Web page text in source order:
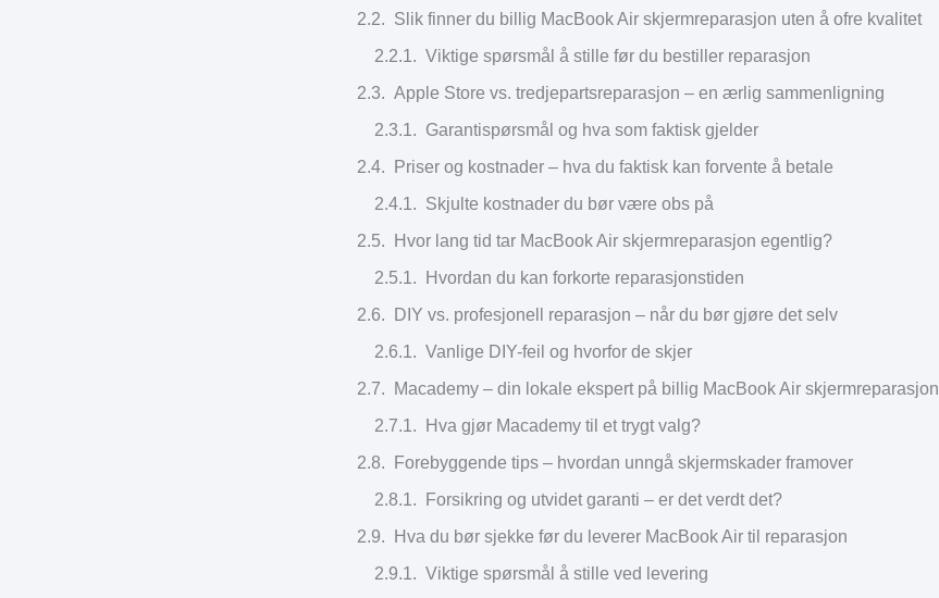
Slik finner du billig MacBook Air skjermreparasjon uten å ofre kvalitet
Viktige spørsmål å stille før du bestiller reparasjon
Apple Store vs. tredjepartsreparasjon – en ærlig sammenligning
Garantispørsmål og hva som faktisk gjelder
Priser og kostnader – hva du faktisk kan forvente å betale
Skjulte kostnader du bør være obs på
Hvor lang tid tar MacBook Air skjermreparasjon egentlig?
Hvordan du kan forkorte reparasjonstiden
DIY vs. profesjonell reparasjon – når du bør gjøre det selv
Vanlige DIY-feil og hvorfor de skjer
Macademy – din lokale ekspert på billig MacBook Air skjermreparasjon
Hva gjør Macademy til et trygt valg?
Forebyggende tips – hvordan unngå skjermskader framover
Forsikring og utvidet garanti – er det verdt det?
Hva du bør sjekke før du leverer MacBook Air til reparasjon
Viktige spørsmål å stille ved levering